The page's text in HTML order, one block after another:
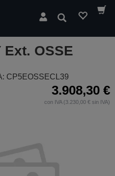
Buscar
Ext. OSSE
CP5EOSSECL39
3.908,30 €
con IVA (3.230,00 € sin IVA)